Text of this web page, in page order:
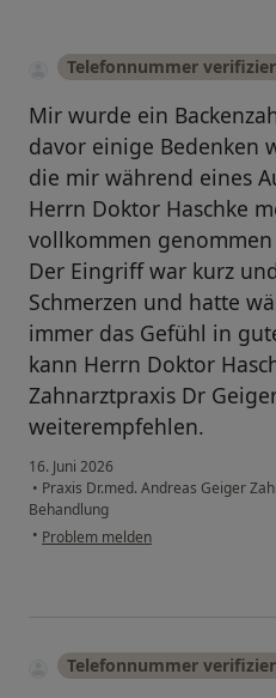
Telefonnummer
Mir wurde ein
davor einige Bedenken
die mir während eines
Herrn Doktor Haschke
vollkommen
Der Eingriff war kurz
Schmerzen und hatte
immer das Gefühl in
kann Herrn Doktor
Zahnarztpraxis Dr
weiterempfehlen.
16. Juni 2026
• Praxis Dr.med. Andreas Geiger
Behandlung
• Problem melden
Telefonnummer